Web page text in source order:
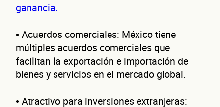
ganancia.
• Acuerdos comerciales: México tiene
múltiples acuerdos comerciales que
facilitan la exportación e importación de
bienes y servicios en el mercado global.
• Atractivo para inversiones extranjeras:
Correo electrónico
Confirma tu correo electrónico